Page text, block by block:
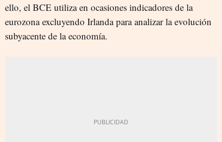
ello, el BCE utiliza en ocasiones indicadores de la
eurozona excluyendo Irlanda para analizar la evolución
subyacente de la economía.